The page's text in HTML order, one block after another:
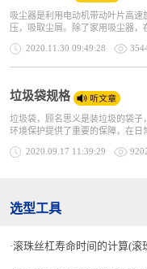
吸尘器是利用电动机带动叶片高速
压，吸取尘屑。除了家用吸尘器，
2020.11.30 09:49:28
垃圾袋规格
垃圾袋，顾名思义是装垃圾的袋
环境保护提供了重要的保障，在日
2020.09.17 11:39:29
选型工具
滚珠丝杠寿命时间的计算(滚